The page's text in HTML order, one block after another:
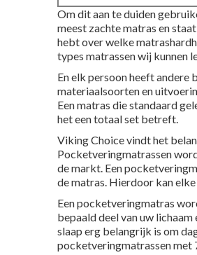
Om dit aan te duiden
meest zachte matras en
hebt over welke
types matrassen wij kunnen
En elk persoon heeft andere
materiaalsoorten en
Een matras die standaard
het een totaal set betreft.
Viking Choice vindt het
Pocketveringmatrassen
de markt. Een
de matras. Hierdoor kan
Een pocketveringmatras
bepaald deel van uw
slaap erg belangrijk is om
pocketveringmatrassen met